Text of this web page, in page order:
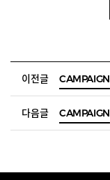
이전글 CAMPAIGN
다음글 CAMPAIGN